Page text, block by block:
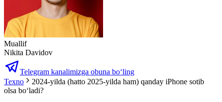
Muallif
Nikita Davidov
Telegram kanalimizga obuna bo‘ling
Texno
2024-yilda (hatto 2025-yilda ham) qanday iPhone sotib
olsa boʻladi?